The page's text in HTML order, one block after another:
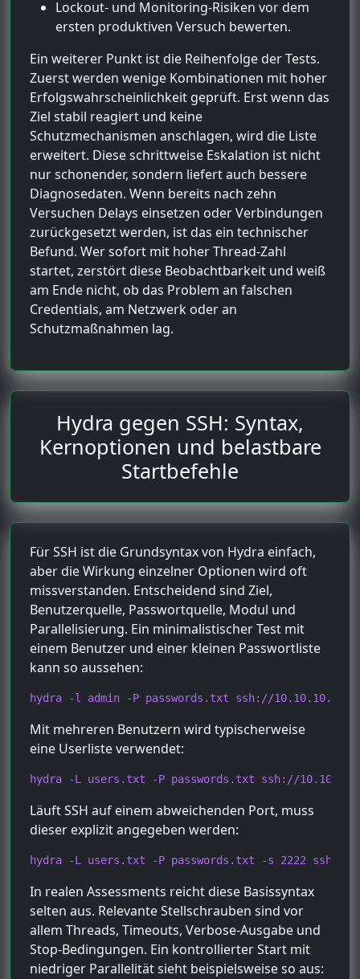
Lockout- und Monitoring-Risiken vor dem
ersten produktiven Versuch bewerten.
Ein weiterer Punkt ist die Reihenfolge der Tests.
Zuerst werden wenige Kombinationen mit hoher
Erfolgswahrscheinlichkeit geprüft. Erst wenn das
Ziel stabil reagiert und keine
Schutzmechanismen anschlagen, wird die Liste
erweitert. Diese schrittweise Eskalation ist nicht
nur schonender, sondern liefert auch bessere
Diagnosedaten. Wenn bereits nach zehn
Versuchen Delays einsetzen oder Verbindungen
zurückgesetzt werden, ist das ein technischer
Befund. Wer sofort mit hoher Thread-Zahl
startet, zerstört diese Beobachtbarkeit und weiß
am Ende nicht, ob das Problem an falschen
Credentials, am Netzwerk oder an
Schutzmaßnahmen lag.
Hydra gegen SSH: Syntax,
Kernoptionen und belastbare
Startbefehle
Für SSH ist die Grundsyntax von Hydra einfach,
aber die Wirkung einzelner Optionen wird oft
missverstanden. Entscheidend sind Ziel,
Benutzerquelle, Passwortquelle, Modul und
Parallelisierung. Ein minimalistischer Test mit
einem Benutzer und einer kleinen Passwortliste
kann so aussehen:
hydra -l admin -P passwords.txt ssh://10.10.10.15
Mit mehreren Benutzern wird typischerweise
eine Userliste verwendet:
hydra -L users.txt -P passwords.txt ssh://
Läuft SSH auf einem abweichenden Port, muss
dieser explizit angegeben werden:
hydra -L users.txt -P passwords.txt -s 2222 ssh://
In realen Assessments reicht diese Basissyntax
selten aus. Relevante Stellschrauben sind vor
allem Threads, Timeouts, Verbose-Ausgabe und
Stop-Bedingungen. Ein kontrollierter Start mit
niedriger Parallelität sieht beispielsweise so aus: